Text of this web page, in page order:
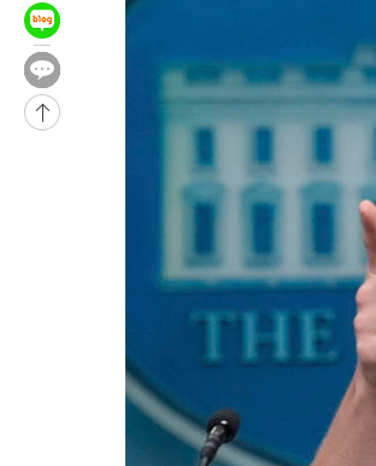
-18363초 전 >
[속보]'300억원대 사기 혐의' 차가원 대
-17557초 전 >
"미 전국적 살모네라 식중독 원인은
-16070초 전 >
[속보]경찰·노동부, HL만도 평택사업
-15951초 전 >
[속보]합수본, '투표율 허위 입력' 중
[속보]원·달러 환율, 오전 9시 1423.8
[속보]삼성전자·SK하이닉스 동반
[속보]코스닥, 5.95포인트(0.74%)
[속보]코스피, 6300선 재탈환
시리아 다마스쿠스 교외에서 미니버
입추에도 극한더위…서울 낮 39도 '폭
이란, 호르무즈서 "적국 목표물들"과
[속보]美, 폴리실리콘 수입 규제…파생
[속보]트럼프, 美 원정출산 금지 행정명
[속보] 뉴욕증시, 일제 하락 마감…나